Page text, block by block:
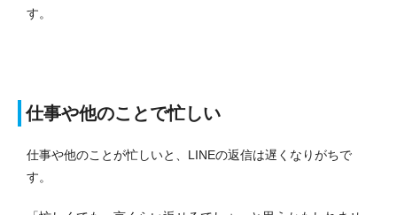
す。
仕事や他のことで忙しい
仕事や他のことが忙しいと、LINEの返信は遅くなりがちで
す。